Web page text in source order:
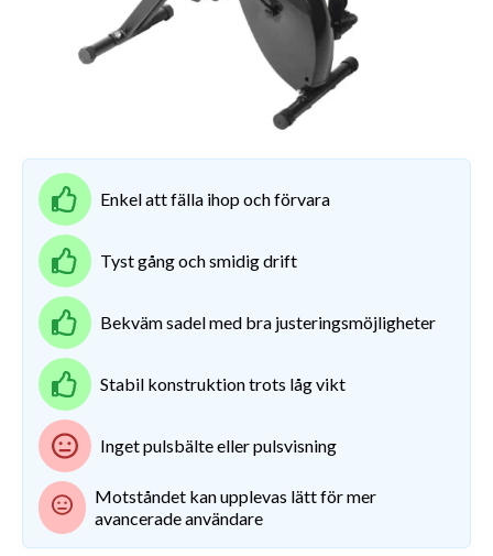
Enkel att fälla ihop och förvara
Tyst gång och smidig drift
Bekväm sadel med bra justeringsmöjligheter
Stabil konstruktion trots låg vikt
Inget pulsbälte eller pulsvisning
Motståndet kan upplevas lätt för mer
avancerade användare